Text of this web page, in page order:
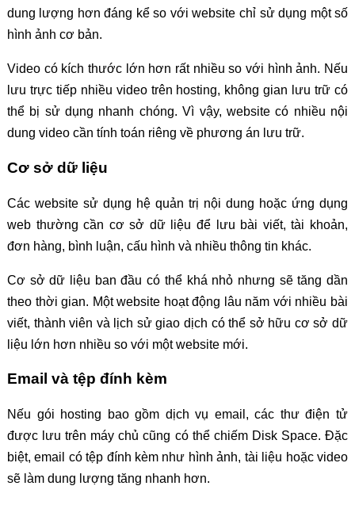
dung lượng hơn đáng kể so với website chỉ sử dụng một số
hình ảnh cơ bản.
Video có kích thước lớn hơn rất nhiều so với hình ảnh. Nếu
lưu trực tiếp nhiều video trên hosting, không gian lưu trữ có
thể bị sử dụng nhanh chóng. Vì vậy, website có nhiều nội
dung video cần tính toán riêng về phương án lưu trữ.
Cơ sở dữ liệu
Các website sử dụng hệ quản trị nội dung hoặc ứng dụng
web thường cần cơ sở dữ liệu để lưu bài viết, tài khoản,
đơn hàng, bình luận, cấu hình và nhiều thông tin khác.
Cơ sở dữ liệu ban đầu có thể khá nhỏ nhưng sẽ tăng dần
theo thời gian. Một website hoạt động lâu năm với nhiều bài
viết, thành viên và lịch sử giao dịch có thể sở hữu cơ sở dữ
liệu lớn hơn nhiều so với một website mới.
Email và tệp đính kèm
Nếu gói hosting bao gồm dịch vụ email, các thư điện tử
được lưu trên máy chủ cũng có thể chiếm Disk Space. Đặc
biệt, email có tệp đính kèm như hình ảnh, tài liệu hoặc video
sẽ làm dung lượng tăng nhanh hơn.